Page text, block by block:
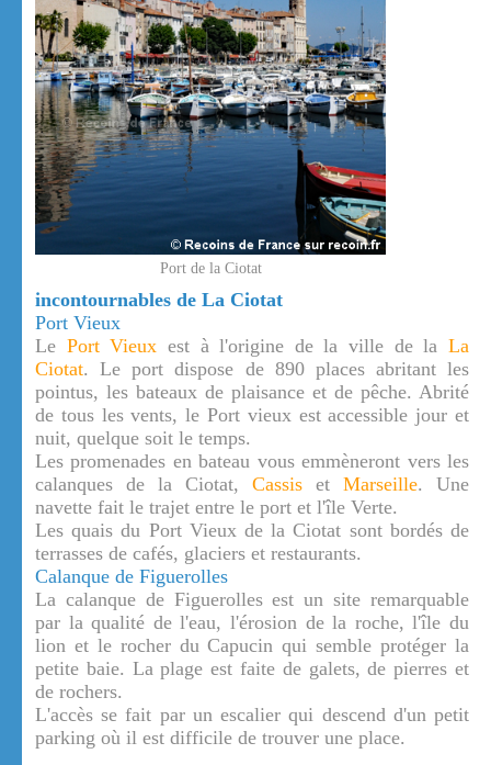
Port de la Ciotat
incontournables de La Ciotat
Port Vieux
Le Port Vieux est à l'origine de la ville de laLa
Ciotat. Le port dispose de 890 places abritant les
pointus, les bateaux de plaisance et de pêche. Abrité
de tous les vents, le Port vieux est accessible jour et
nuit, quelque soit le temps.
Les promenades en bateau vous emmèneront vers les
calanques de la Ciotat, Cassis et Marseille. Une
navette fait le trajet entre le port et l'île Verte.
Les quais du Port Vieux de la Ciotat sont bordés de
terrasses de cafés, glaciers et restaurants.
Calanque de Figuerolles
La calanque de Figuerolles est un site remarquable
par la qualité de l'eau, l'érosion de la roche, l'île du
lion et le rocher du Capucin qui semble protéger la
petite baie. La plage est faite de galets, de pierres et
de rochers.
L'accès se fait par un escalier qui descend d'un petit
parking où il est difficile de trouver une place.